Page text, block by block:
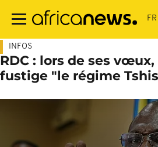
contenu
INFOS
RDC : lors de ses
fustige "le régime